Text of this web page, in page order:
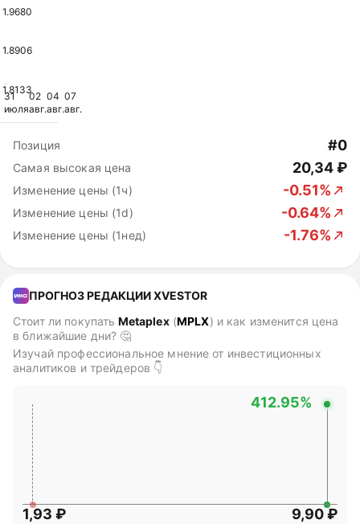
31
июля
02
авг.
04
авг.
07
авг.
1.9680
1.8906
1.8133
Позиция #0
Самая высокая цена 20,34 ₽
Изменение цены (1ч) -0.51%
Изменение цены (1d) -0.64%
Изменение цены (1нед) -1.76%
ПРОГНОЗ РЕДАКЦИИ XVESTOR
Стоит ли покупать Metaplex(MPLX) и как изменится цена
в ближайшие дни? 🤔
Изучай профессиональное мнение от инвестиционных
аналитиков и трейдеров 👇
412.95%
1,93 ₽ 9,90 ₽